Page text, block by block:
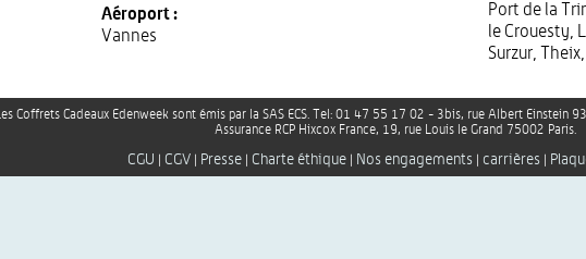
Aéroport :
Vannes
Port de la
le Crouesty,
Surzur,
Les Coffrets Cadeaux Edenweek sont émis par la SAS ECS. Tel: 01 47 55 17 02 - 3bis, rue Albert Einstein
Assurance RCP Hixcox France, 19, rue Louis le Grand 75002 Paris.
CGU CGV Presse Charte éthique Nos engagements carrières